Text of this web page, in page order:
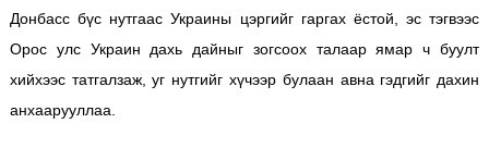
Донбасс бүс нутгаас Украины цэргийг гаргах ёстой, эс тэгвээс
Орос улс Украин дахь дайныг зогсоох талаар ямар ч буулт
хийхээс татгалзаж, уг нутгийг хүчээр булаан авна гэдгийг дахин
анхаарууллаа.